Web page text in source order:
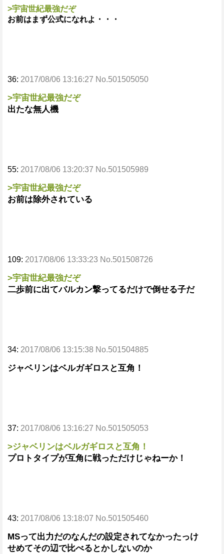
>宇宙世紀最強だぞ
お前はまず公式になれよ・・・
36: 2017/08/06 13:16:27 No.501505050
>宇宙世紀最強だぞ
出たな無人機
55: 2017/08/06 13:20:37 No.501505989
>宇宙世紀最強だぞ
お前は除外されている
109: 2017/08/06 13:33:23 No.501508726
>宇宙世紀最強だぞ
二歩前に出てバルカン撃ってるだけで倒せる子だ
34: 2017/08/06 13:15:38 No.501504885
ジャベリンはベルガギロスと互角！
37: 2017/08/06 13:16:27 No.501505053
>ジャベリンはベルガギロスと互角！
プロトタイプが互角に戦っただけじゃねーか！
43: 2017/08/06 13:18:07 No.501505460
MSって出力だのなんだの設定されてなかったっけ
せめてその辺で比べるとかしないのか